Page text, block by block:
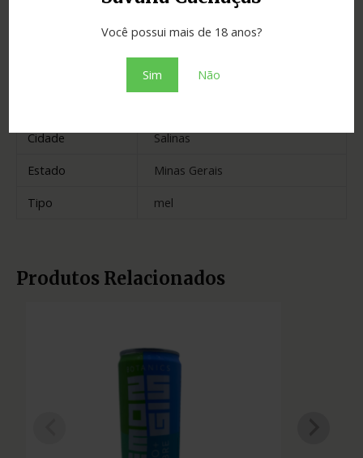
Você possui mais de 18 anos?
Sim Não
Informação adicional
Cidade
Salinas
Estado
Minas Gerais
Tipo
mel
Produtos Relacionados